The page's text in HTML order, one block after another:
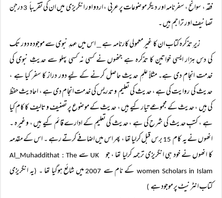
فقہ ، سوانح ، سفرنامہ اور دیگر موضوعات پر عربی ، اردو اور انگریزی میں ان کی تقریباً درجن
تصانیف اور تراجم ہیں ۔
زیرِ تذکرہ کتاب ان کا غیر معمولی کارنامہ ہے _ اس میں عہدِ نبوی سے موجودہ دور تک
کی دس ہزار ایسی خواتین کا تذکرہ ہے جنھوں نے کسی نہ کسی پہلو سے حدیثِ نبوی کی
خدمت انجام دی ہے۔ مثلاً علمِ حدیث حاصل کرنے کے لیے دور دراز کا سفر کیا ہے ،
حدیث کی روایت کی ہے ، حدیث کی تعلیم و تدریس کی خدمت انجام دی ہے ، احادیث حفظ
کی ہیں ، حدیث کے مجموعے تیار کیے ہیں ، حدیث کے موضوع پر تصنیف و تالیف کا کام کیا
ہے ، کتبِ حدیث کی شرح کی ہے ، حدیث کی تعلیم کے ادارے قائم کیے ہیں ، وغیرہ ۔
انھوں نے یہ کام15
برس قبل کرلیا تھا ، پھر اس میں اضافے کرتے رہے ۔ اس کے مقدمہ
کا انھوں نے خود ہی انگریزی ترجمہ کرلیا تھا ، جوUK سے Al
_Muhaddithat : The
women Scholars in Islamکے نام سے میں شائع ہوگیا تھا ۔ (یہ انگریزی
کتاب انٹرنیٹ پر موجود ہے )